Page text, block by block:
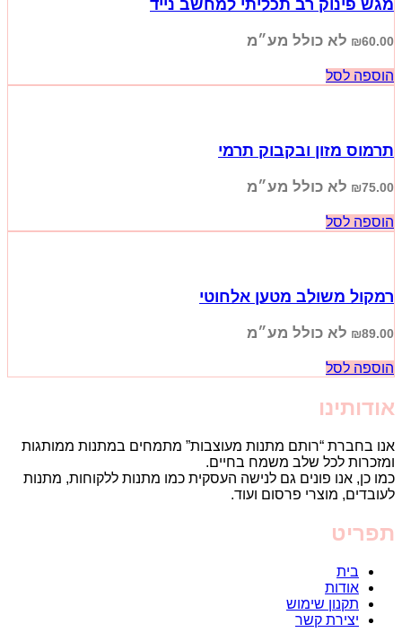
מגש פינוק רב תכליתי למחשב נייד
₪60.00 לא כולל מע״מ
הוספה לסל
תרמוס מזון ובקבוק תרמי
₪75.00 לא כולל מע״מ
הוספה לסל
רמקול משולב מטען אלחוטי
₪89.00 לא כולל מע״מ
הוספה לסל
אודותינו
אנו בחברת “רותם מתנות מעוצבות” מתמחים במתנות ממותגות
ומזכרות לכל שלב משמח בחיים.
כמו כן, אנו פונים גם לנישה העסקית כמו מתנות ללקוחות, מתנות
לעובדים, מוצרי פרסום ועוד.
תפריט
בית
אודות
תקנון שימוש
יצירת קשר